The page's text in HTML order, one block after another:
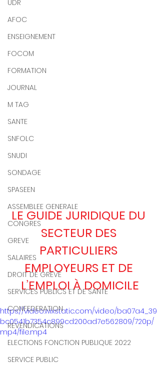
UDR
AFOC
ENSEIGNEMENT
FOCOM
FORMATION
JOURNAL
M TAG
SANTE
SNFOLC
SNUDI
SONDAGE
SPASEEN
ASSEMBLEE GENERALE
CONGRES
GREVE
SALAIRES
DROIT DE GREVE
SERVICES PUBLICS ET DE SANTE
CONFEDERATION
REVENDICATIONS
ELECTIONS FONCTION PUBLIQUE 2022
SERVICE PUBLIC
LE GUIDE JURIDIQUE DU
SECTEUR DES
PARTICULIERS
EMPLOYEURS ET DE
L’EMPLOI À DOMICILE
https://video.wixstatic.com/video/ba07a4_39
bc0541b7354c899cd200ad7e562809/720p/
mp4/file.mp4